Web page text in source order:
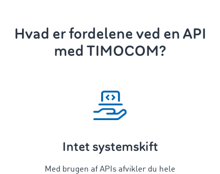
Hvad er fordelene ved en API
med TIMOCOM?
Intet systemskift
Med brugen af APIs afvikler du hele